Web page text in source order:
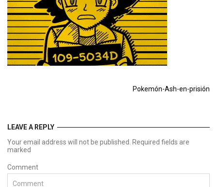
Pokemón-Ash-en-prisión
LEAVE A REPLY
Your email address will not be published. Required fields are
marked
Comment